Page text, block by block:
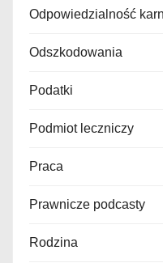
Odpowiedzialność
Odszkodowania
Podatki
Podmiot leczniczy
Praca
Prawnicze podcasty
Rodzina